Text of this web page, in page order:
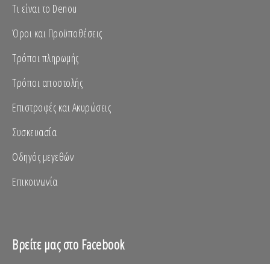
Τι είναι το Denou
Όροι και Προϋποθέσεις
Τρόποι πληρωμής
Τρόποι αποστολής
Επιστροφές και Ακυρώσεις
Συσκευασία
Οδηγός μεγεθών
Επικοινωνία
Βρείτε μας στο Facebook